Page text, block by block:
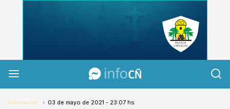
Educación 03 de mayo de 2021 - 23:07 hs